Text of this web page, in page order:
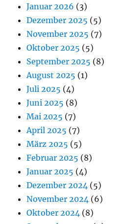
Januar 2026 (3)
Dezember 2025 (5)
November 2025 (7)
Oktober 2025 (5)
September 2025 (8)
August 2025 (1)
Juli 2025 (4)
Juni 2025 (8)
Mai 2025 (7)
April 2025 (7)
März 2025 (5)
Februar 2025 (8)
Januar 2025 (4)
Dezember 2024 (5)
November 2024 (6)
Oktober 2024 (8)